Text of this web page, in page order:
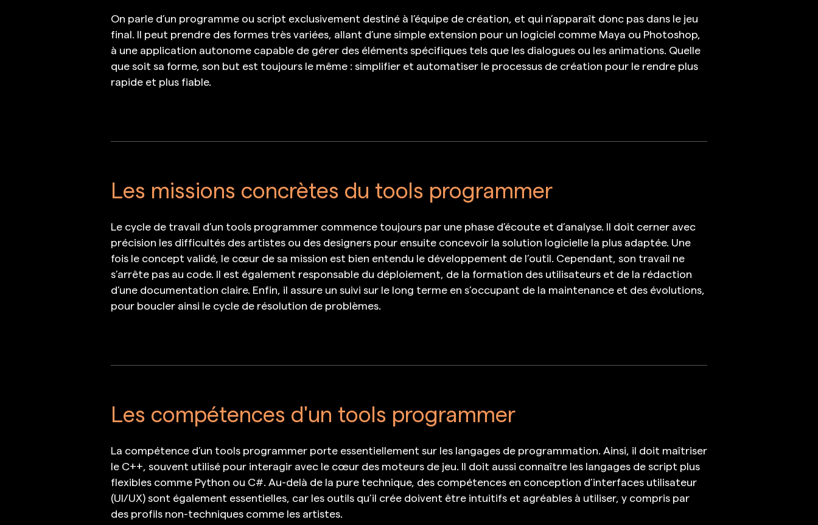
On parle d’un programme ou script exclusivement destiné à l’équipe de création, et qui n’apparaît donc pas dans le jeu
final. Il peut prendre des formes très variées, allant d’une simple extension pour un logiciel comme Maya ou Photoshop,
à une application autonome capable de gérer des éléments spécifiques tels que les dialogues ou les animations. Quelle
que soit sa forme, son but est toujours le même : simplifier et automatiser le processus de création pour le rendre plus
rapide et plus fiable.
Les missions concrètes du tools programmer
Le cycle de travail d’un tools programmer commence toujours par une phase d’écoute et d’analyse. Il doit cerner avec
précision les difficultés des artistes ou des designers pour ensuite concevoir la solution logicielle la plus adaptée. Une
fois le concept validé, le cœur de sa mission est bien entendu le développement de l’outil. Cependant, son travail ne
s’arrête pas au code. Il est également responsable du déploiement, de la formation des utilisateurs et de la rédaction
d’une documentation claire. Enfin, il assure un suivi sur le long terme en s’occupant de la maintenance et des évolutions,
pour boucler ainsi le cycle de résolution de problèmes.
Les compétences d'un tools programmer
La compétence d’un tools programmer porte essentiellement sur les langages de programmation. Ainsi, il doit maîtriser
le C++, souvent utilisé pour interagir avec le cœur des moteurs de jeu. Il doit aussi connaître les langages de script plus
flexibles comme Python ou C#. Au-delà de la pure technique, des compétences en conception d’interfaces utilisateur
(UI/UX) sont également essentielles, car les outils qu’il crée doivent être intuitifs et agréables à utiliser, y compris par
des profils non-techniques comme les artistes.